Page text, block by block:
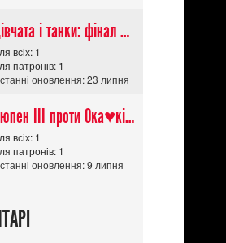
Дівчата і танки: фінал частина 1
всіх: 1
патронів: 1
оновлення: 23 липня
Люпен ІІІ проти Ока♥кішки / Lupin III vs Cats Eye Movie
всіх: 1
патронів: 1
оновлення: 9 липня